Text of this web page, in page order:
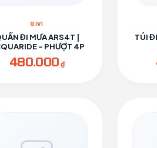
GIVI
ĐI MƯA ARS4T |
- PHƯỢT 4P
480.000₫
TÚI